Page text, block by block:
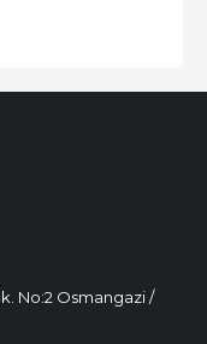
No:2 Osmangazi /